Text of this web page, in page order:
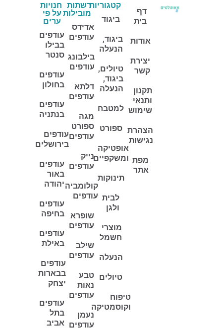
דף
בית
אודות
יצירת
קשר
תקנון
ותנאי
שימוש
הצהרת
נגישות
מפת
אתר
קטגוריות
ביגוד
ביגוד,
הנעלה
טיולים,
ביגוד,
הנעלה
למטבח
ספורט
אופטיקה
ומשקפיים
תינוקות
לבית
ולגן
מוצרי
חשמל
הנעלה
טיולים
טיפוח
וקוסמטיקה
רשתות
מובילות
אדידס
עודפים
בילבונג
עודפים
דלתא
עודפים
מגה
ספורט
עודפים
נייק
עודפים
קולומביה
עודפים
שופרא
עודפים
שילב
עודפים
טבע
נאות
עודפים
נעמן
עודפים
חנויות
על פי
ערים
עודפים
בבילו
סנטר
עודפים
בחולון
עודפים
בנתניה
עודפים
בירושלים
עודפים
באור
יהודה
עודפים
בחיפה
עודפים
באילת
עודפים
בבארות
יצחק
עודפים
בתל
אביב